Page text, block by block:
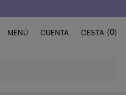
MENÚ CUENTA CESTA (0)